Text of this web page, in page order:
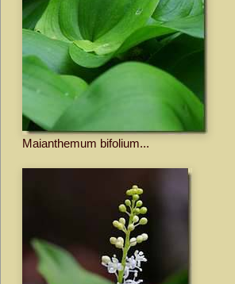
Maianthemum bifolium...